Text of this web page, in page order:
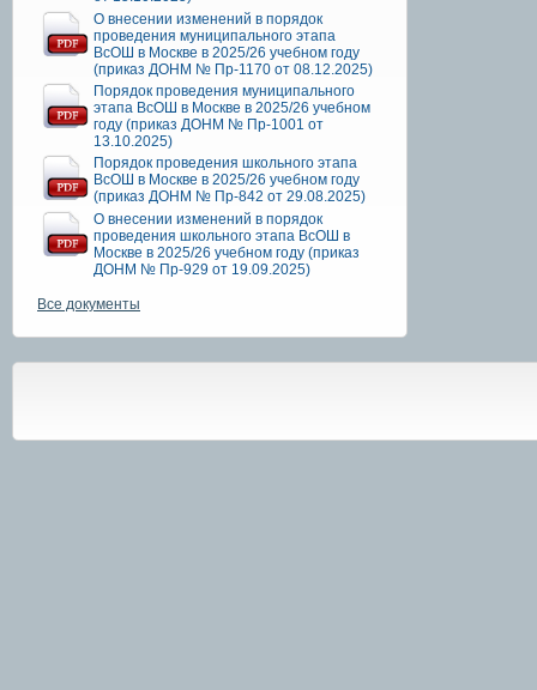
О внесении изменений в порядок
проведения муниципального этапа
ВсОШ в Москве в 2025/26 учебном году
(приказ ДОНМ № Пр-1170 от 08.12.2025)
Порядок проведения муниципального
этапа ВсОШ в Москве в 2025/26 учебном
году (приказ ДОНМ № Пр-1001 от
13.10.2025)
Порядок проведения школьного этапа
ВсОШ в Москве в 2025/26 учебном году
(приказ ДОНМ № Пр-842 от 29.08.2025)
О внесении изменений в порядок
проведения школьного этапа ВсОШ в
Москве в 2025/26 учебном году (приказ
ДОНМ № Пр-929 от 19.09.2025)
Все документы